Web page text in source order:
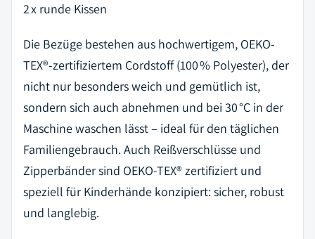
2 x runde Kissen
Die Bezüge bestehen aus hochwertigem, OEKO-
TEX®-zertifiziertem Cordstoff (100 % Polyester), der
nicht nur besonders weich und gemütlich ist,
sondern sich auch abnehmen und bei 30 °C in der
Maschine waschen lässt – ideal für den täglichen
Familiengebrauch. Auch Reißverschlüsse und
Zipperbänder sind OEKO-TEX® zertifiziert und
speziell für Kinderhände konzipiert: sicher, robust
und langlebig.